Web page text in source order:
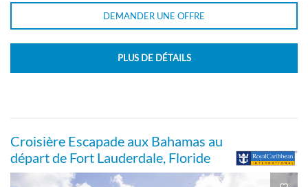
Intérieure
Pont 07
DEMANDER UNE OFFRE
PLUS DE DÉTAILS
Croisière Escapade aux Bahamas au
départ de Fort Lauderdale, Floride